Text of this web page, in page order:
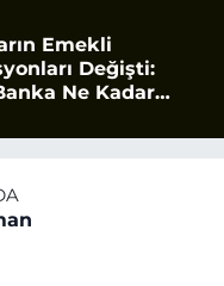
Emekli
Değişti:
Ne Kadar